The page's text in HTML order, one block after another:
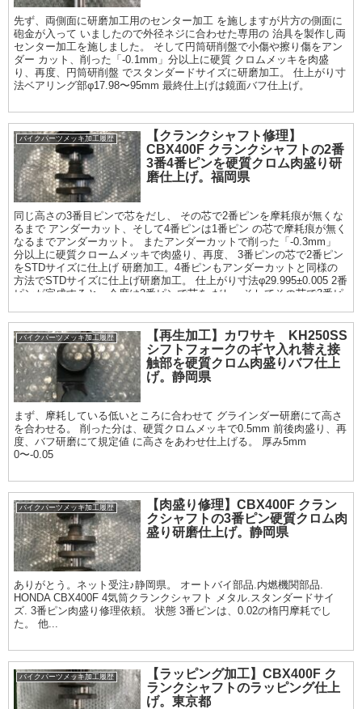
先ず、両側面に研磨加工用のセンター加工 を施しますが片方の側面に
砲金が入って いましたので外径ネジに合わせた専用の 治具を製作し両
センター加工を施しました。 そして円筒研削盤で小傷や擦り傷をアン
ダー カット、削った「-0.1mm」分以上に硬質 クロムメッキを肉盛
り、再度、円筒研削盤 でスタンダードサイズに研磨加工。 仕上がり寸
法ベアリング部φ17.98〜95mm 最終仕上げは鏡面バフ仕上げ。
バイクパーツメッキ加工履歴
【クランクシャフト修理】
CBX400F クランクシャフトの2番
3番4番ピンを硬質クロム肉盛り研
磨仕上げ。福岡県
同じ高さの3番目ピンで芯をだし、 その芯で2番ピンを摩耗痕が無くな
るまで アンダーカット、そして4番ピンは1番ピン の芯で摩耗痕が無く
なるまでアンダーカット。 またアンダーカットで削った「-0.3mm」
分以上に硬質クロームメッキで肉盛り、再度、 3番ピンの芯で2番ピン
をSTDサイズに仕上げ 研磨加工。4番ピンもアンダーカットと同様の
方法でSTDサイズに仕上げ研磨加工。 仕上がり寸法φ29.995±0.005 2番
ピンが完成すると、今度は2番ピンで芯を だし、そしてその芯で3番ピ
上に硬質クロームメッキで 肉盛り、再度、2番ピンの芯で3番ピンを
STD サイズに仕上げ研磨加工。 仕上がり寸法φ29.995±0.005 耐摩耗性
の向上として全ヶ所ラッピング仕上げまで。
バイクパーツメッキ加工履歴
【再生加工】カワサキ KH250SS
シフトフォークのギヤ入れ替え接
触部を硬質クロム肉盛りバフ仕上
げ。静岡県
まず、摩耗している低いところに合わせて グラインダー研磨にて高さ
を合わせる。 削った分は、硬質クロムメッキで0.5mm 前後肉盛り、再
度、バフ研磨にて規定値 に高さをあわせ仕上げる。 厚み5mm
0〜-0.05
バイクパーツメッキ加工履歴
【肉盛り修理】CBX400F クラン
クシャフトの3番ピン硬質クロム肉
盛り研磨仕上げ。静岡県
ありがとう。ネット受注♪静岡県。 オートバイ部品.内燃機関部品.
HONDA CBX400F 4気筒クランクシャフト メタル.スタンダードサイ
ズ. 3番ピン肉盛り修理依頼。 状態 3番ピンは、0.02の楕円摩耗でし
た。 他...
バイクパーツメッキ加工履歴
【ラッピング加工】CBX400F ク
ランクシャフトのラッピング仕上
げ。東京都